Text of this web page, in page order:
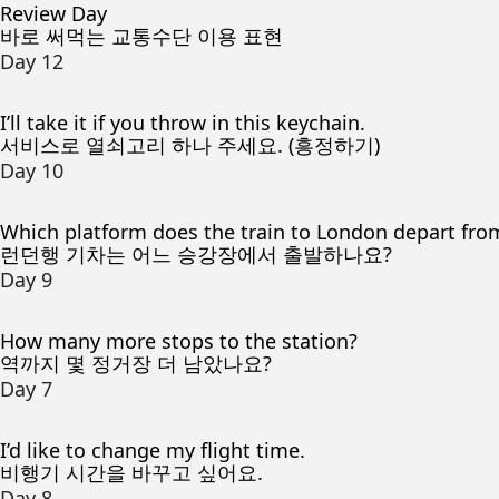
Review Day
바로 써먹는 교통수단 이용 표현
Day 12
I’ll take it if you throw in this keychain.
서비스로 열쇠고리 하나 주세요. (흥정하기)
Day 10
Which platform does the train to London depart
런던행 기차는 어느 승강장에서 출발하나요?
Day 9
How many more stops to the station?
역까지 몇 정거장 더 남았나요?
Day 7
I’d like to change my flight time.
비행기 시간을 바꾸고 싶어요.